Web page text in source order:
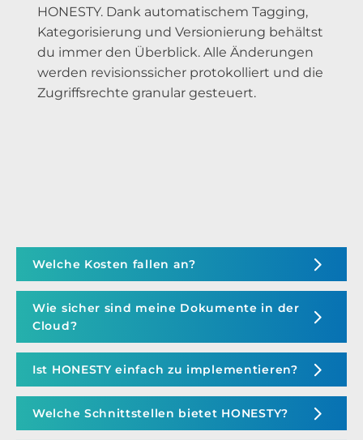
HONESTY. Dank automatischem Tagging,
Kategorisierung und Versionierung behältst
du immer den Überblick. Alle Änderungen
werden revisionssicher protokolliert und die
Zugriffsrechte granular gesteuert.
Welche Kosten fallen an?
Wie sicher sind meine Dokumente in der
Cloud?
Ist HONESTY einfach zu implementieren?
Welche Schnittstellen bietet HONESTY?